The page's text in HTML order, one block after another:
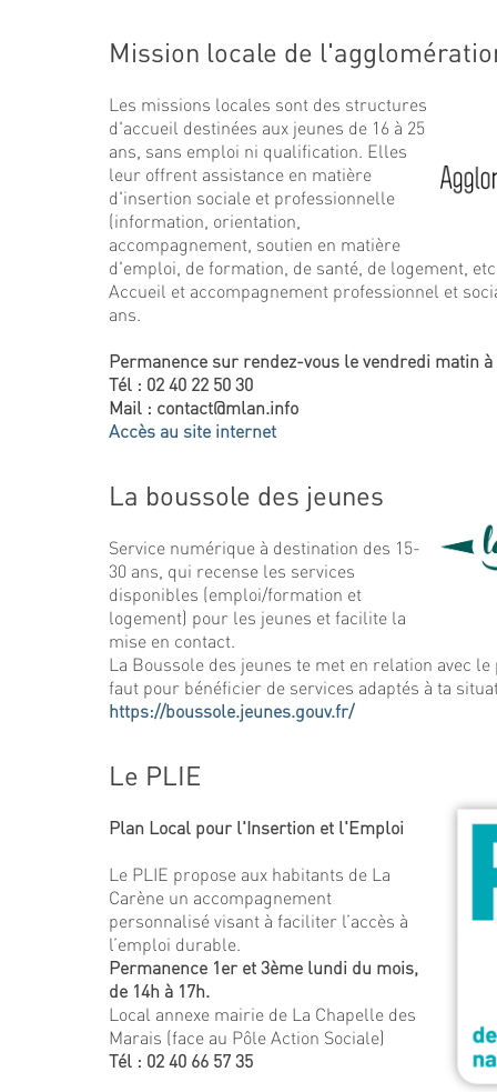
Mission locale de
Les missions locales sont des structures
d'accueil destinées aux jeunes de 16 à 25
ans, sans emploi ni qualification. Elles
leur offrent assistance en matière
d'insertion sociale et professionnelle
(information, orientation,
accompagnement, soutien en matière
d'emploi, de formation, de santé, de logement,
Accueil et accompagnement professionnel et
ans.
Permanence sur rendez-vous le vendredi matin
Tél : 02 40 22 50 30
Mail : contact@mlan.info
Accès au site internet
La boussole des jeunes
Service numérique à destination des 15-
30 ans, qui recense les services
disponibles (emploi/formation et
logement) pour les jeunes et facilite la
mise en contact.
La Boussole des jeunes te met en relation avec
faut pour bénéficier de services adaptés à ta
https://boussole.jeunes.gouv.fr/
Le PLIE
Plan Local pour l'Insertion et l'Emploi
Le PLIE propose aux habitants de La
Carène un accompagnement
personnalisé visant à faciliter l’accès à
l’emploi durable.
Permanence 1er et 3ème lundi du mois,
de 14h à 17h.
Local annexe mairie de La Chapelle des
Marais (face au Pôle Action Sociale)
Tél : 02 40 66 57 35